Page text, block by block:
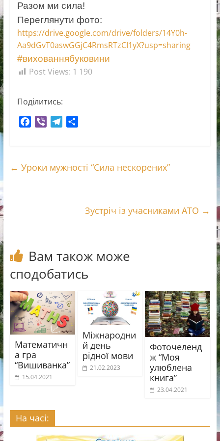
Разом ми сила!
Переглянути фото:
https://drive.google.com/drive/folders/14Y0h-
Aa9dGvT0aswGGjC4RmsRTzCI1yX?usp=sharing
#вихованнябуковини
Post Views: 1 190
Поділитись:
b
r
g
л
← Уроки мужності “Сила нескорених”
Зустріч із учасниками АТО →
Вам також може
сподобатись
Математичн
а гра
“Вишиванка”
15.04.2021
Міжнародни
й день
рідної мови
21.02.2023
Фоточеленд
ж “Моя
улюблена
книга”
23.04.2021
На часі: